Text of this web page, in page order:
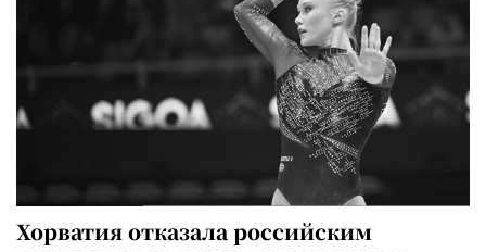
Хорватия отказала российским